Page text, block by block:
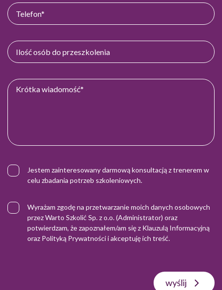
Jestem zainteresowany darmową konsultacją z trenerem w
celu zbadania potrzeb szkoleniowych.
Wyrażam zgodę na przetwarzanie moich danych osobowych
przez Warto Szkolić Sp. z o.o. (Administrator) oraz
potwierdzam, że zapoznałem/am się z Klauzulą Informacyjną
oraz Polityką Prywatnościi akceptuję ich treść.
wyślij